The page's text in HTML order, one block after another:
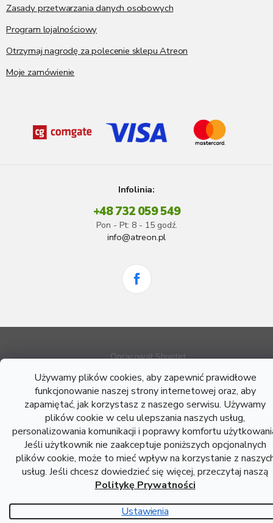
Używamy plików cookies, aby zapewnić prawidłowe
funkcjonowanie naszej strony internetowej oraz, aby
zapamiętać, jak korzystasz z naszego serwisu. Używamy
plików cookie w celu ulepszania naszych usług,
personalizowania komunikacji i poprawy komfortu
Jeśli użytkownik nie zaakceptuje poniższych opcjonalnych
plików cookie, może to mieć wpływ na korzystanie z
usług. Jeśli chcesz dowiedzieć się więcej, przeczytaj naszą
Politykę Prywatności
Ustawienia
Zasady przetwarzania danych osobowych
Program lojalnościowy
Otrzymaj nagrodę za polecenie sklepu Atreon
Moje zamówienie
Infolinia:
+48 732 059 549
Pon - Pt: 8 - 15 godź.
info@atreon.pl
Opracował Shoptet
Copyright 2026Atreon - Wyroby hutnicze. Wszystkie prawa
zastrzeżone.